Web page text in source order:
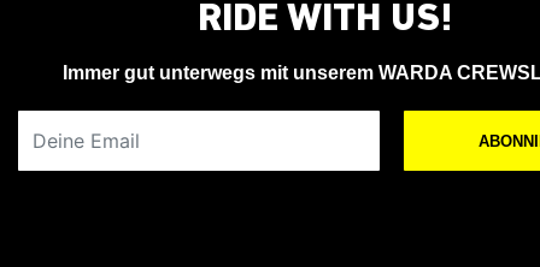
RIDE WITH US!
Immer gut unterwegs mit unserem WARDA